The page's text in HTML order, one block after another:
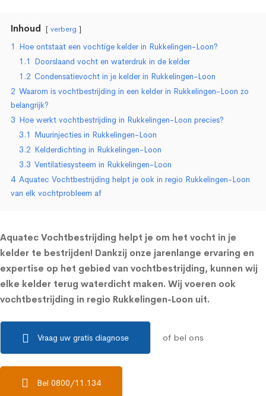
Inhoud verberg
1 Hoe ontstaat een vochtige kelder in Rukkelingen-Loon?
1.1 Doorslaand vocht en waterdruk in de kelder
1.2 Condensatievocht in je kelder in Rukkelingen-Loon
2 Waarom is vochtbestrijding in een kelder in Rukkelingen-Loon zo
belangrijk?
3 Hoe werkt vochtbestrijding in Rukkelingen-Loon precies?
3.1 Muurinjecties in Rukkelingen-Loon
3.2 Kelderdichting in Rukkelingen-Loon
3.3 Ventilatiesysteem in Rukkelingen-Loon
4 Aquatec Vochtbestrijding helpt je ook in regio Rukkelingen-Loon
van elk vochtprobleem af
Aquatec Vochtbestrijding helpt je om het vocht in je
kelder te bestrijden! Dankzij onze jarenlange ervaring en
expertise op het gebied van vochtbestrijding, kunnen wij
elke kelder terug waterdicht maken. Wij voeren ook
vochtbestrijding in regio Rukkelingen-Loon uit.
Vraag uw gratis diagnose of bel ons
Bel 0800/11.134